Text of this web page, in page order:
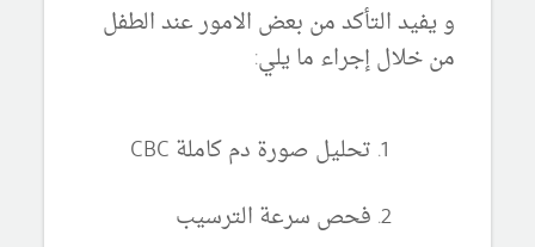
و يفيد التأكد من بعض الامور عند الطفل
من خلال إجراء ما يلي:
تحليل صورة دم كاملة CBC
فحص سرعة الترسيب